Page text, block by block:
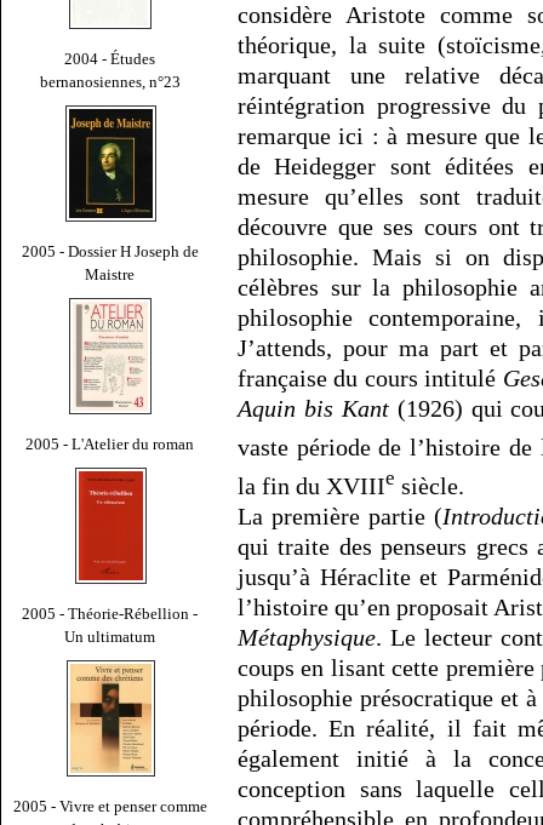
2004 - Études
bernanosiennes, n°23
2005 - Dossier H Joseph de
Maistre
2005 - L'Atelier du roman
2005 - Théorie-Rébellion -
Un ultimatum
2005 - Vivre et penser comme
considère Aristote comme
théorique, la suite
marquant une relative
réintégration progressive
remarque ici : à mesure que
de Heidegger sont éditées
mesure qu’elles sont
découvre que ses cours
philosophie. Mais si on
célèbres sur la philosophie
philosophie
J’attends, pour ma part et
française du cours intitulé
Aquin bis Kant(1926) qui
vaste période de l’histoire
la fin du XVIIIe siècle.
La première partie (
qui traite des penseurs
jusqu’à Héraclite et
l’histoire qu’en proposait
Métaphysique. Le lecteur
coups en lisant cette
philosophie présocratique et
période. En réalité, il fait
également initié à la
conception sans laquelle
compréhensible en